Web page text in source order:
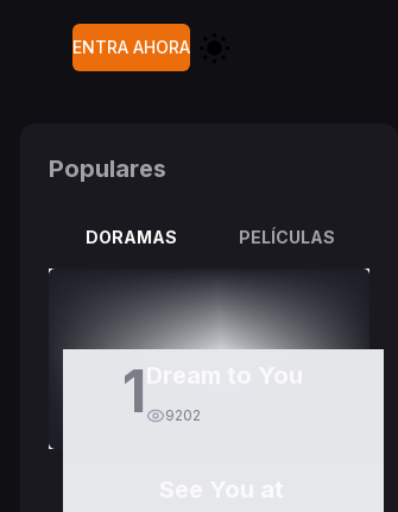
ENTRA AHORA
Populares
DORAMAS PELÍCULAS
1 9202